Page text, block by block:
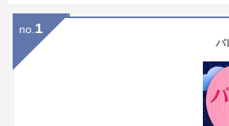
no. 1
バ